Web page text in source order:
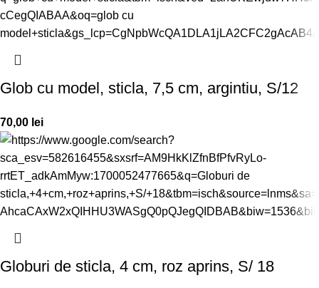
Glob cu model, sticla, 7,5 cm, argintiu, S/12
70,00 lei
Globuri de sticla, 4 cm, roz aprins, S/ 18